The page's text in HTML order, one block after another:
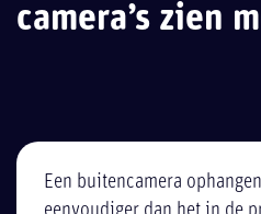
camera’s zien
Een buitencamera